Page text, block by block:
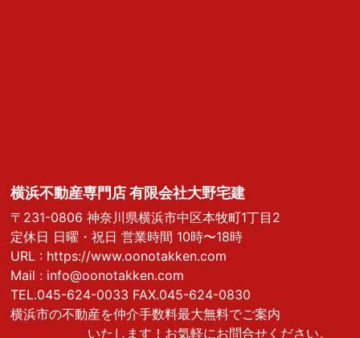
横浜不動産専門店 有限会社大野宅建
〒231-0806 神奈川県横浜市中区本牧町1丁目2
定休日 日曜・祝日 営業時間 10時〜18時
URL : https://www.oonotakken.com
Mail : info@oonotakken.com
TEL.045-624-0033 FAX.045-624-0830
横浜市の不動産を仲介手数料最大無料でご案内
いたします！お気軽にお問合せください。